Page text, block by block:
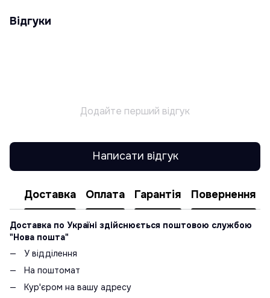
Відгуки
Додайте перший відгук
Написати відгук
Доставка Оплата Гарантія Повернення
Доставка по Україні здійснюється поштовою службою
"Нова пошта"
У відділення
На поштомат
Кур'єром на вашу адресу